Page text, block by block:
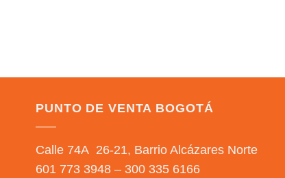
PUNTO DE VENTA BOGOTÁ
Calle 74A 26-21, Barrio Alcázares Norte
601 773 3948 – 300 335 6166